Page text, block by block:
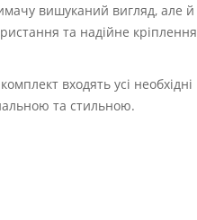
вишуканий вигляд, але й
та надійне кріплення
входять усі необхідні
та стильною.